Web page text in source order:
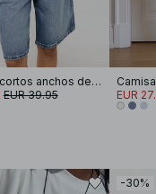
Vaqueros cortos anchos de talle medio
EUR 39.95
EUR
-30%